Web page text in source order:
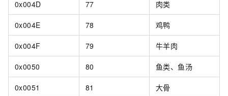
0x004D 77 肉类
0x004E 78 鸡鸭
0x004F 79 牛羊肉
0x0050 80 鱼类、鱼汤
0x0051 81 大骨